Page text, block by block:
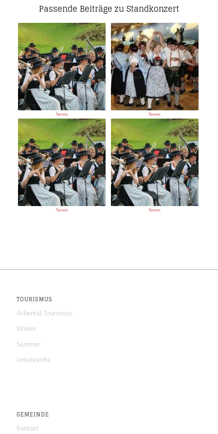
Passende Beiträge zu Standkonzert
Termin Termin
Termin Termin
TOURISMUS
Achental Tourismus
Winter
Sommer
Unterkünfte
GEMEINDE
Kontakt